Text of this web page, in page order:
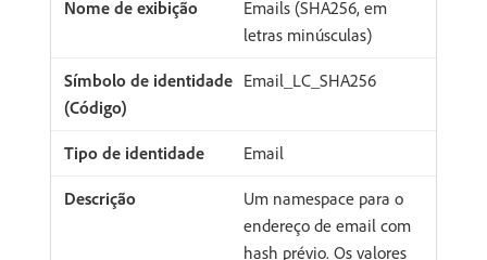
Emails (SHA256, em
letras minúsculas)
Email_LC_SHA256
Email
Um namespace para o
endereço de email com
hash prévio. Os valores